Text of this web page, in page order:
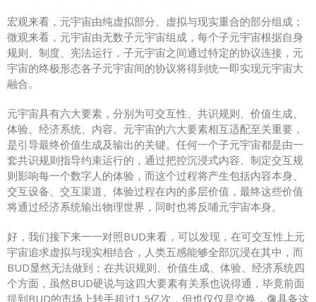
宏观来看，元宇宙由纯虚拟部分、虚拟与现实重合的部分组成；
微观来看，元宇宙由无数子元宇宙组成，每个子元宇宙根据自身
规则、制度、宪法运行，子元宇宙之间通过特定的协议连接，元
宇宙的终极形态各子元宇宙间的协议将得到统一即实现元宇宙大
融合。
元宇宙具有六大要素，分别为可交互性、共识规则、价值生成、
体验、经济系统、内容。元宇宙的六大要素相互适配至关重要，
是引导最终价值生成及输出的关键。任何一个子元宇宙都是由一
套共识规则指导约束运行的，通过把控沉浸式内容、制定交互规
则影响每一个数字人的体验，而这个过程将产生包括内容本身、
交互设备、交互渠道、体验过程在内的多层价值，最终这些价值
将通过经济系统输出物理世界，同时也将反哺元宇宙本身。
好，我们接下来一一对照BUD来看，可以发现，在可交互性上元
宇宙追求虚拟与现实相结合，人类五感能够全部沉浸在其中，而
BUD显然无法做到；在共识规则、价值生成、体验、经济系统四
个方面，虽然BUD硬说与这四大要素有关系也说得通，毕竟前面
提到BUD的市场上转手超过1.5亿次，但也仅仅是交换，像具备这